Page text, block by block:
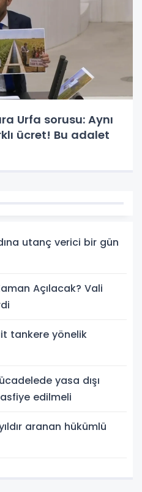
Urfa sorusu: Aynı
ücret! Bu adalet
utanç verici bir gün
Açılacak? Vali
tankere yönelik
yasa dışı
edilmeli
aranan hükümlü